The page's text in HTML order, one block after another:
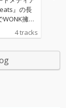
ンドサンプ
イヤーさ
ときたりと
てもフレ
』の長
WONK擁す
レーベル“E
に所属する
による2曲
シング
4 tracks